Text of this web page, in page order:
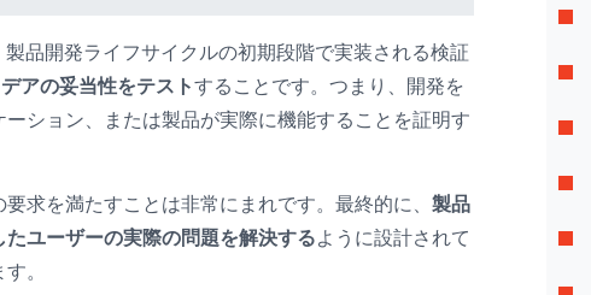
製品開発ライフサイクルの初期段階で実装される検証
アの妥当性をテストすることです。つまり、開発を
ション、または製品が実際に機能することを証明す
求を満たすことは非常にまれです。最終的に、製品
ユーザーの実際の問題を解決するように設計されて
。